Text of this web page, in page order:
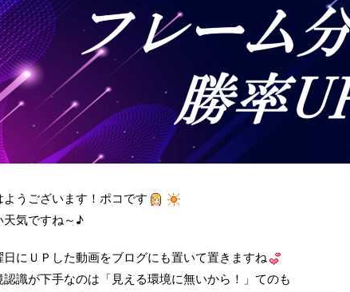
ようございます！ポコです
天気ですね～♪
日にＵＰした動画をブログにも置いて置きますね
認識が下手なのは「見える環境に無いから！」てのも